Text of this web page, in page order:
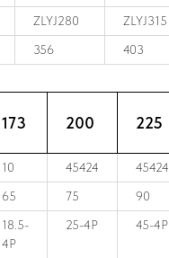
ZLYJ280 ZLYJ315
356 403
173 200 225
10 45424 45424
65 75 90
18.5-
4P
25-4P 45-4P